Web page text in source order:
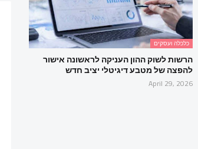
כלכלה ועסקים
הרשות לשוק ההון העניקה לראשונה אישור
להפצה של מטבע דיגיטלי יציב חדש
April 29, 2026